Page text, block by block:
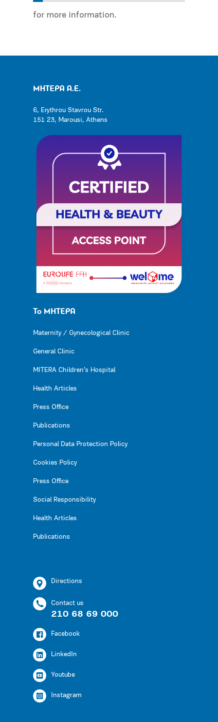
for more information.
ΜΗΤΕΡΑ Α.Ε.
6, Erythrou Stavrou Str.
151 23, Marousi, Athens
Το ΜΗΤΕΡΑ
Maternity / Gynecological Clinic
General Clinic
MITERA Children’s Hospital
Health Articles
Press Office
Publications
Personal Data Protection Policy
Cookies Policy
Press Office
Social Responsibility
Health Articles
Publications
Directions
Contact us
210 68 69 000
Facebook
LinkedIn
Youtube
Instagram